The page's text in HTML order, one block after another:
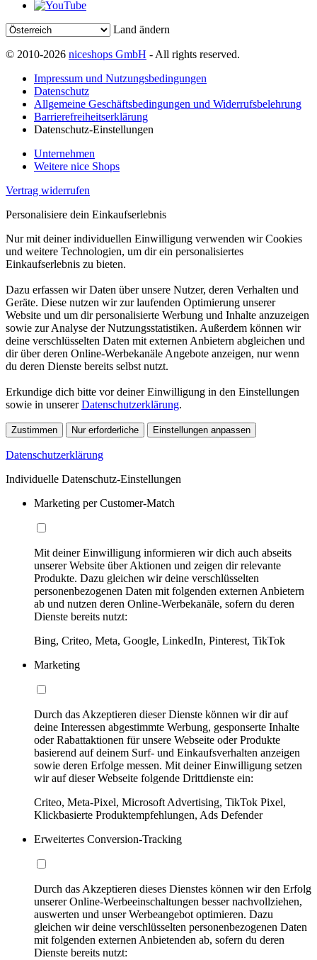
Land ändern
© 2010-2026 niceshops GmbH - All rights reserved.
Impressum und Nutzungsbedingungen
Datenschutz
Allgemeine Geschäftsbedingungen und Widerrufsbelehrung
Barrierefreiheitserklärung
Datenschutz-Einstellungen
Unternehmen
Weitere nice Shops
Vertrag widerrufen
Personalisiere dein Einkaufserlebnis
Nur mit deiner individuellen Einwilligung verwenden wir Cookies
und weitere Technologien, um dir ein personalisiertes
Einkaufserlebnis zu bieten.
Dazu erfassen wir Daten über unsere Nutzer, deren Verhalten und
Geräte. Diese nutzen wir zur laufenden Optimierung unserer
Website und um dir personalisierte Werbung und Inhalte anzuzeigen
sowie zur Analyse der Nutzungsstatistiken. Außerdem können wir
deine verschlüsselten Daten mit externen Anbietern abgleichen und
dir über deren Online-Werbekanäle Angebote anzeigen, nur wenn
du deren Dienste bereits selbst nutzt.
Erkundige dich bitte vor deiner Einwilligung in den Einstellungen
sowie in unsererDatenschutzerklärung.
Zustimmen Nur erforderliche Einstellungen anpassen
Datenschutzerklärung
Individuelle Datenschutz-Einstellungen
Marketing per Customer-Match
Mit deiner Einwilligung informieren wir dich auch abseits
unserer Website über Aktionen und zeigen dir relevante
Produkte. Dazu gleichen wir deine verschlüsselten
personenbezogenen Daten mit folgenden externen Anbietern
ab und nutzen deren Online-Werbekanäle, sofern du deren
Dienste bereits nutzt:
Bing, Criteo, Meta, Google, LinkedIn, Pinterest, TikTok
Marketing
Durch das Akzeptieren dieser Dienste können wir dir auf
deine Interessen abgestimmte Werbung, gesponserte Inhalte
oder Rabattaktionen für unsere Webseite oder Produkte
basierend auf deinem Surf- und Einkaufsverhalten anzeigen
sowie deren Erfolge messen. Mit deiner Einwilligung setzen
wir auf dieser Webseite folgende Drittdienste ein:
Criteo, Meta-Pixel, Microsoft Advertising, TikTok Pixel,
Klickbasierte Produktempfehlungen, Ads Defender
Erweitertes Conversion-Tracking
Durch das Akzeptieren dieses Dienstes können wir den Erfolg
unserer Online-Werbeeinschaltungen besser nachvollziehen,
auswerten und unser Werbeangebot optimieren. Dazu
gleichen wir deine verschlüsselten personenbezogenen Daten
mit folgenden externen Anbietenden ab, sofern du deren
Dienste bereits nutzt: